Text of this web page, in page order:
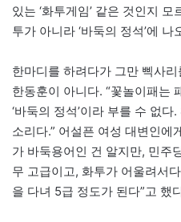
있는 ‘화투게임’ 같은 것인지
투가 아니라 ‘바둑의 정석’에
한마디를 하려다가 그만 삑사
한동훈이 아니다. “꽃놀이패는
‘바둑의 정석’이라 부를 수 없
소리다.” 어설픈 여성 대변인에
가 바둑용어인 건 알지만, 민주
무 고급이고, 화투가 어울려서
을 다녀 5급 정도가 된다”고 했